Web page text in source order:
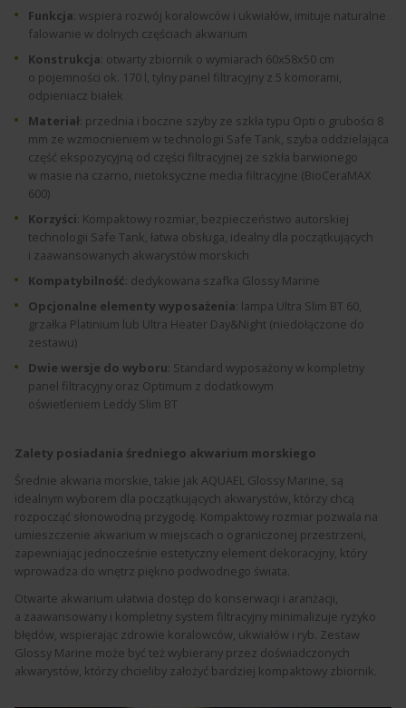
Funkcja: wspiera rozwój koralowców i ukwiałów, imituje naturalne
falowanie w dolnych częściach akwarium
Konstrukcja: otwarty zbiornik o wymiarach 60x58x50 cm
o pojemności ok. 170 l, tylny panel filtracyjny z 5 komorami,
odpieniacz białek
Materiał: przednia i boczne szyby ze szkła typu Opti o grubości 8
mm ze wzmocnieniem w technologii Safe Tank, szyba oddzielająca
część ekspozycyjną od części filtracyjnej ze szkła barwionego
w masie na czarno, nietoksyczne media filtracyjne (BioCeraMAX
600)
Korzyści: Kompaktowy rozmiar, bezpieczeństwo autorskiej
technologii Safe Tank, łatwa obsługa, idealny dla początkujących
i zaawansowanych akwarystów morskich
Kompatybilność: dedykowana szafka Glossy Marine
Opcjonalne elementy wyposażenia: lampa Ultra Slim BT 60,
grzałka Platinium lub Ultra Heater Day&Night (niedołączone do
zestawu)
Dwie wersje do wyboru: Standard wyposażony w kompletny
panel filtracyjny oraz Optimum z dodatkowym
oświetleniem Leddy Slim BT
Zalety posiadania średniego akwarium morskiego
Średnie akwaria morskie, takie jak AQUAEL Glossy Marine, są
idealnym wyborem dla początkujących akwarystów, którzy chcą
rozpocząć słonowodną przygodę. Kompaktowy rozmiar pozwala na
umieszczenie akwarium w miejscach o ograniczonej przestrzeni,
zapewniając jednocześnie estetyczny element dekoracyjny, który
wprowadza do wnętrz piękno podwodnego świata.
Otwarte akwarium ułatwia dostęp do konserwacji i aranżacji,
a zaawansowany i kompletny system filtracyjny minimalizuje ryzyko
błędów, wspierając zdrowie koralowców, ukwiałów i ryb. Zestaw
Glossy Marine może być też wybierany przez doświadczonych
akwarystów, którzy chcieliby założyć bardziej kompaktowy zbiornik.